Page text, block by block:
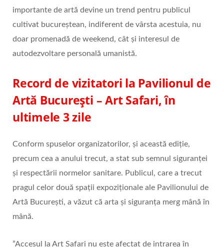
importante de artă devine un trend pentru publicul
cultivat bucureștean, indiferent de vârsta acestuia, nu
doar promenadă de weekend, cât și interesul de
autodezvoltare personală umanistă.
Record de vizitatori la Pavilionul de
Artă București – Art Safari, în
ultimele 3 zile
Conform spuselor organizatorilor, și această ediție,
precum cea a anului trecut, a stat sub semnul siguranței
și respectării normelor sanitare. Publicul, care a trecut
pragul celor două spații expoziționale ale Pavilionului de
Artă București, a văzut că arta și siguranța merg mână în
mână.
”Accesul la Art Safari nu este afectat de intrarea în